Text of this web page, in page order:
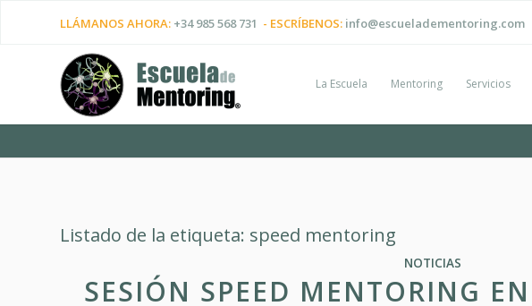
LLÁMANOS AHORA: +34 985 568 731 - ESCRÍBENOS: info@escueladementoring.com
La Escuela Mentoring Servicios
Listado de la etiqueta: speed mentoring
NOTICIAS
SESIÓN SPEED MENTORING